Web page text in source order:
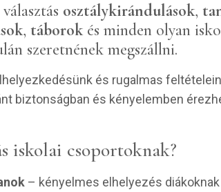
osztálykirándulások,
, táborokés minden olyan
szeretnének megszállni.
és rugalmas
biztonságban és kényelemben
iskolai csoportoknak?
– kényelmes elhelyezés